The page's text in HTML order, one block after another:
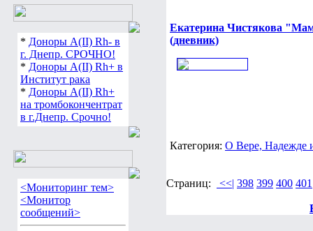
* Доноры А(ІІ) Rh- в
г. Днепр. СРОЧНО!
* Доноры А(ІІ) Rh+ в
Институт рака
* Доноры А(ІІ) Rh+
на тромбокончентрат
в г.Днепр. Срочно!
<Мониторинг тем>
<Монитор
сообщений>
Екатерина Чистякова
(дневник)
Категория: О Вере, Надежде
Страниц: <<| 398 399 400 401